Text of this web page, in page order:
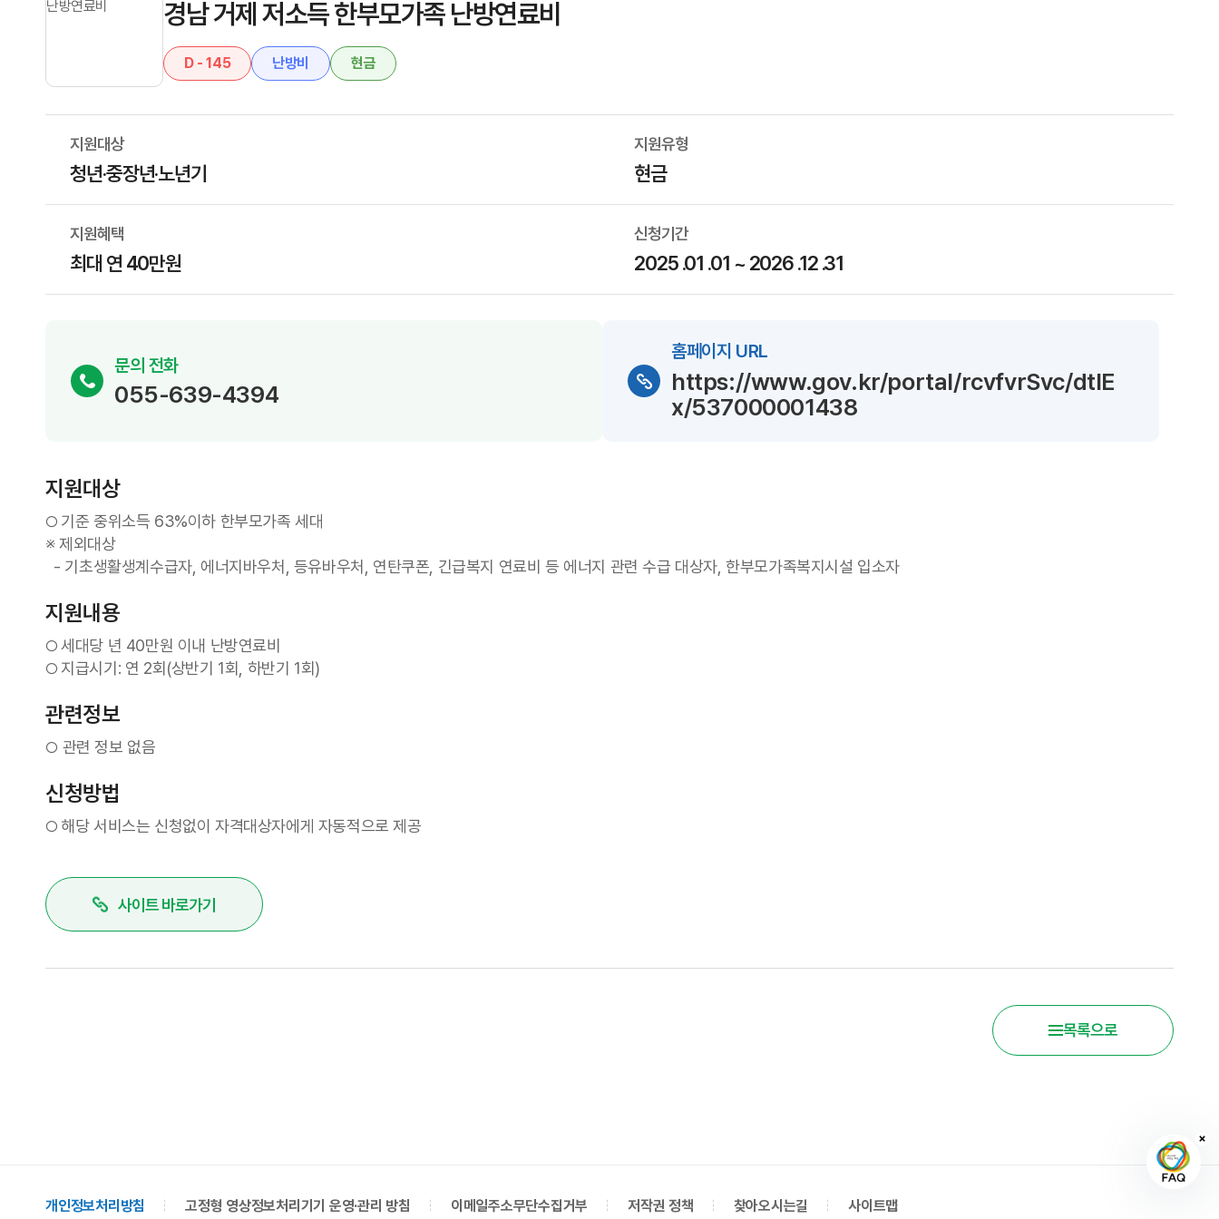
경남 거제 저소득 한부모가족 난방연료비
D - 145 난방비 현금
지원대상
청년·중장년·노년기
지원유형
현금
지원혜택
최대 연 40만원
신청기간
2025 .01 .01 ~ 2026 .12 .31
문의 전화
055-639-4394
홈페이지 URL
https://www.gov.kr/portal/rcvfvrSvc/dtlE
x/537000001438
지원대상
○ 기준 중위소득 63%이하 한부모가족 세대
※ 제외대상
- 기초생활생계수급자, 에너지바우처, 등유바우처, 연탄쿠폰, 긴급복지 연료비 등 에너지 관련 수급 대상자, 한부모가족복지시설 입소자
지원내용
○세대당 년 40만원 이내 난방연료비
○ 지급시기: 연 2회(상반기 1회, 하반기 1회)
관련정보
○ 관련 정보 없음
신청방법
○ 해당 서비스는 신청없이 자격대상자에게 자동적으로 제공
사이트 바로가기
목록으로
개인정보처리방침 고정형 영상정보처리기기 운영·관리 방침 이메일주소무단수집거부 저작권 정책 찾아오시는길 사이트맵